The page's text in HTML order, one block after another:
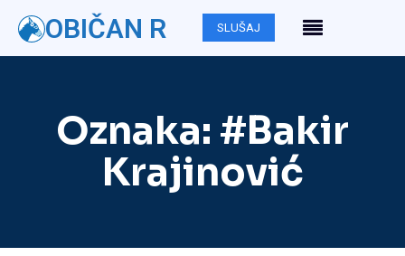
OBIČAN R SLUŠAJ
Oznaka: #Bakir
Krajinović